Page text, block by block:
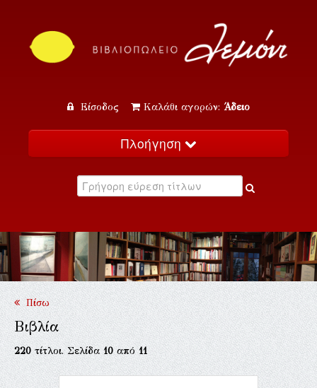
Είσοδος Καλάθι αγορών: Άδειο
Πλοήγηση
Κατάλογος
Εκδηλώσεις
Επικοινωνία
Πίσω
Βιβλία
220τίτλοι. Σελίδα10από11